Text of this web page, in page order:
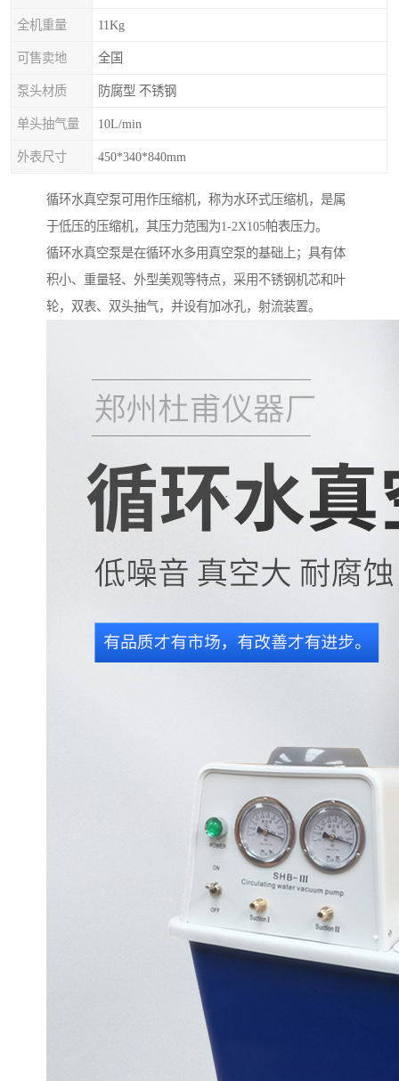
全机重量 11Kg
可售卖地 全国
泵头材质 防腐型 不锈钢
单头抽气量 10L/min
外表尺寸 450*340*840mm
循环水真空泵可用作压缩机，称为水环式压缩机，是属
于低压的压缩机，其压力范围为1-2X105帕表压力。
循环水真空泵是在循环水多用真空泵的基础上；具有体
积小、重量轻、外型美观等特点，采用不锈钢机芯和叶
轮，双表、双头抽气，并设有加冰孔，射流装置。